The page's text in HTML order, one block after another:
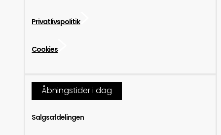
Privatlivspolitik
Cookies
Åbningstider i dag
Salgsafdelingen